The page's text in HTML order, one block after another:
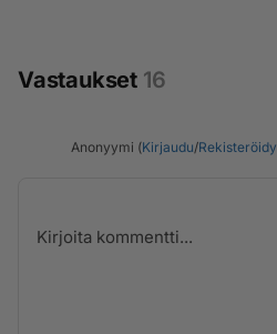
Vastaukset 16
Anonyymi (Kirjaudu/Rekisteröidy